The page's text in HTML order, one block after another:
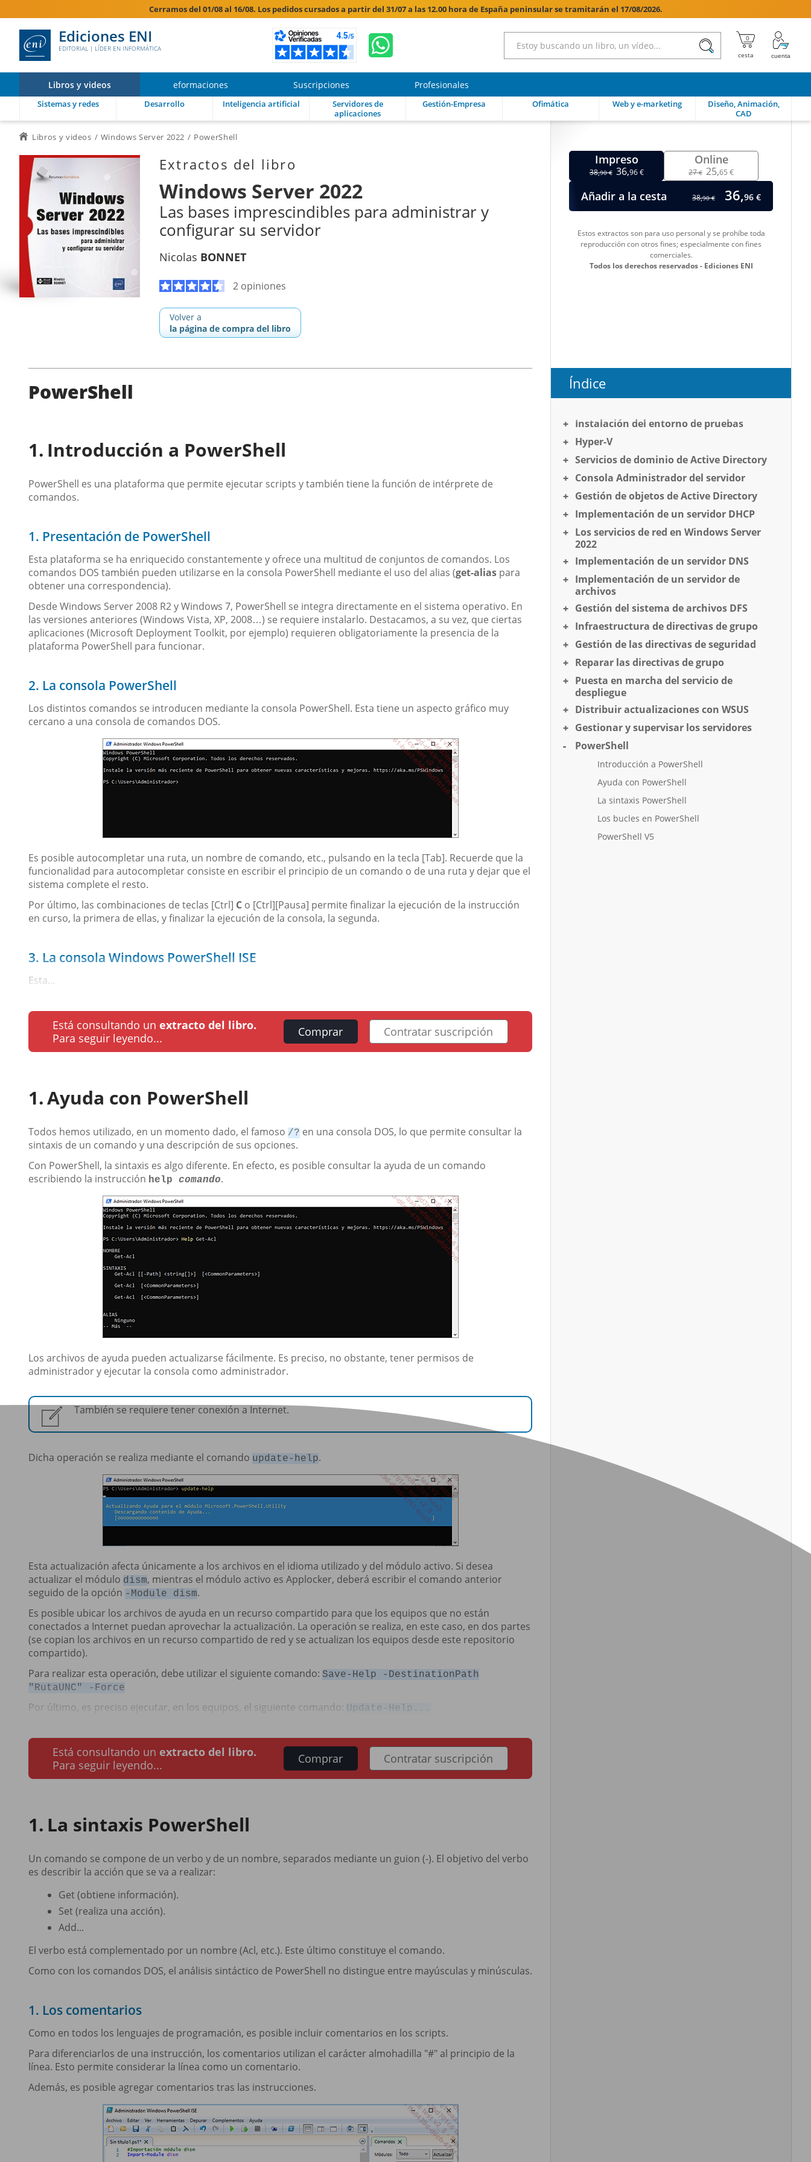
Cerramos del 01/08 al 16/08. Los pedidos cursados a partir del 31/07 a las 12.00 hora de España peninsular se tramitarán el 17/08/2026.
Ediciones ENI
EDITORIAL | LÍDER EN INFORMÁTICA 
Libros y videos eformaciones Suscripciones Profesionales
Sistemas y redes Desarrollo Inteligencia artificial
Servidores de
aplicaciones
Gestión-Empresa Ofimática Web y e-marketing
Diseño, Animación,
CAD
Libros y videos Windows Server 2022 PowerShell
Extractos del libro
Windows Server 2022
Las bases imprescindibles para administrar y
configurar su servidor
Nicolas BONNET
2 opiniones
Volver a
la página de compra del libro
Impreso
38,90 € 36,96 €
Online
27€ 25,65 €
Añadir a la cesta 38,90 € 36,96 €
Estos extractos son para uso personal y se prohíbe toda
reproducción con otros fines; especialmente con fines
comerciales.
Todos los derechos reservados - Ediciones ENI
PowerShell
Introducción a PowerShell
PowerShell es una plataforma que permite ejecutar scripts y también tiene la función de intérprete de
comandos.
1. Presentación de PowerShell
Esta plataforma se ha enriquecido constantemente y ofrece una multitud de conjuntos de comandos. Los
comandos DOS también pueden utilizarse en la consola PowerShell mediante el uso del alias (get-alias para
obtener una correspondencia).
Desde Windows Server 2008 R2 y Windows 7, PowerShell se integra directamente en el sistema operativo. En
las versiones anteriores (Windows Vista, XP, 2008…) se requiere instalarlo. Destacamos, a su vez, que ciertas
aplicaciones (Microsoft Deployment Toolkit, por ejemplo) requieren obligatoriamente la presencia de la
plataforma PowerShell para funcionar.
2. La consola PowerShell
Los distintos comandos se introducen mediante la consola PowerShell. Esta tiene un aspecto gráfico muy
cercano a una consola de comandos DOS.
Es posible autocompletar una ruta, un nombre de comando, etc., pulsando en la tecla [Tab]. Recuerde que la
funcionalidad para autocompletar consiste en escribir el principio de un comando o de una ruta y dejar que el
sistema complete el resto.
Por último, las combinaciones de teclas [Ctrl] C o [Ctrl][Pausa] permite finalizar la ejecución de la instrucción
en curso, la primera de ellas, y finalizar la ejecución de la consola, la segunda.
3. La consola Windows PowerShell ISE
Esta...
Está consultando un extracto del libro.
Para seguir leyendo...
Comprar Contratar suscripción
Ayuda con PowerShell
Todos hemos utilizado, en un momento dado, el famoso /? en una consola DOS, lo que permite consultar la
sintaxis de un comando y una descripción de sus opciones.
Con PowerShell, la sintaxis es algo diferente. En efecto, es posible consultar la ayuda de un comando
escribiendo la instrucción help comando.
Los archivos de ayuda pueden actualizarse fácilmente. Es preciso, no obstante, tener permisos de
administrador y ejecutar la consola como administrador.
También se requiere tener conexión a Internet.
Dicha operación se realiza mediante el comando update-help.
Esta actualización afecta únicamente a los archivos en el idioma utilizado y del módulo activo. Si desea
actualizar el módulo dism, mientras el módulo activo es Applocker, deberá escribir el comando anterior
seguido de la opción -Module dism.
Es posible ubicar los archivos de ayuda en un recurso compartido para que los equipos que no están
conectados a Internet puedan aprovechar la actualización. La operación se realiza, en este caso, en dos partes
(se copian los archivos en un recurso compartido de red y se actualizan los equipos desde este repositorio
compartido).
Para realizar esta operación, debe utilizar el siguiente comando: Save-Help -DestinationPath
"RutaUNC" -Force
Por último, es preciso ejecutar, en los equipos, el siguiente comando: Update-Help...
Está consultando un extracto del libro.
Para seguir leyendo...
Comprar Contratar suscripción
La sintaxis PowerShell
Un comando se compone de un verbo y de un nombre, separados mediante un guion (-). El objetivo del verbo
es describir la acción que se va a realizar:
Get (obtiene información).
Set (realiza una acción).
Add...
El verbo está complementado por un nombre (Acl, etc.). Este último constituye el comando.
Como con los comandos DOS, el análisis sintáctico de PowerShell no distingue entre mayúsculas y minúsculas.
1. Los comentarios
Como en todos los lenguajes de programación, es posible incluir comentarios en los scripts.
Para diferenciarlos de una instrucción, los comentarios utilizan el carácter almohadilla "#" al principio de la
línea. Esto permite considerar la línea como un comentario.
Además, es posible agregar comentarios tras las instrucciones.
Índice
Instalación del entorno de pruebas
Hyper-V
Servicios de dominio de Active Directory
Consola Administrador del servidor
Gestión de objetos de Active Directory
Implementación de un servidor DHCP
Los servicios de red en Windows Server
2022
Implementación de un servidor DNS
Implementación de un servidor de
archivos
Gestión del sistema de archivos DFS
Infraestructura de directivas de grupo
Gestión de las directivas de seguridad
Reparar las directivas de grupo
Puesta en marcha del servicio de
despliegue
Distribuir actualizaciones con WSUS
Gestionar y supervisar los servidores
PowerShell
Introducción a PowerShell
Ayuda con PowerShell
La sintaxis PowerShell
Los bucles en PowerShell
PowerShell V5